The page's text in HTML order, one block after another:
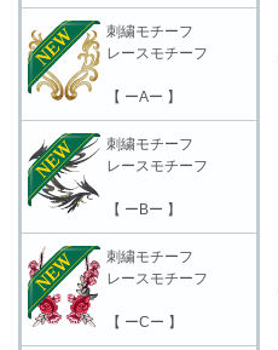
刺繍モチーフ
レースモチーフ
【 ーAー 】
刺繍モチーフ
レースモチーフ
【 ーBー 】
刺繍モチーフ
レースモチーフ
【 ーCー 】